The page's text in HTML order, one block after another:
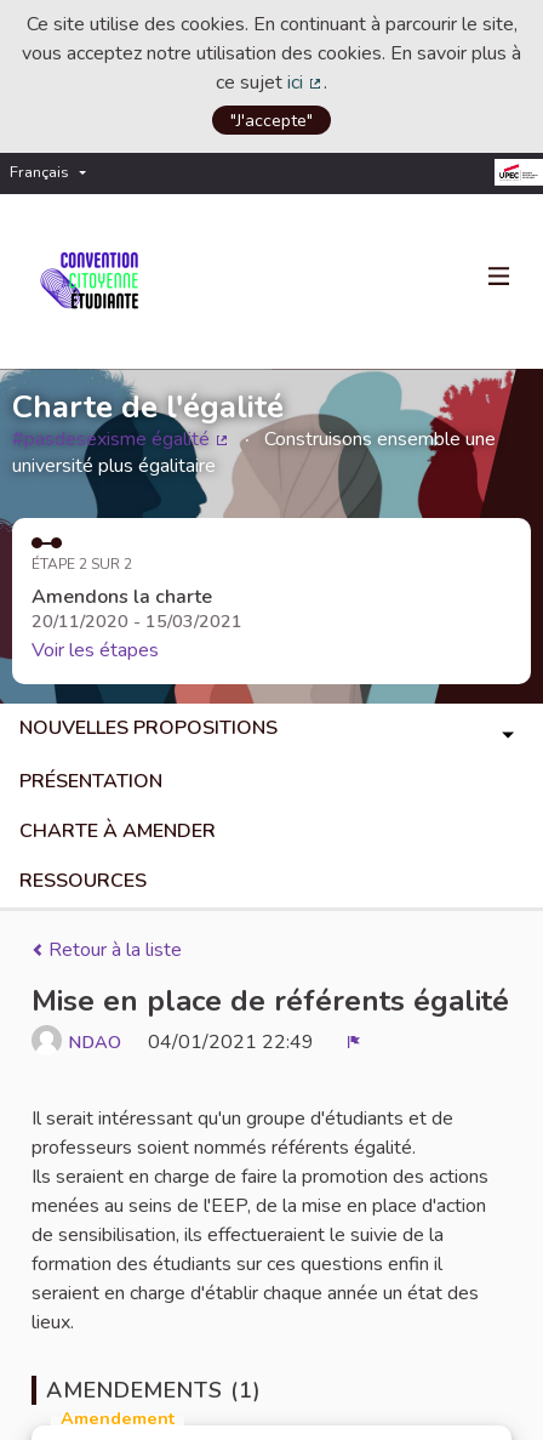
Ce site utilise des cookies. En continuant à parcourir le site,
vous acceptez notre utilisation des cookies. En savoir plus à
ce sujetici
(Lien externe)
.
"J'accepte"
Français Choisir la langue
Charte de l'égalité
#pasdesexisme égalité
(Lien externe)
Construisons ensemble une
université plus égalitaire
ÉTAPE 2 SUR 2
Amendons la charte
20/11/2020 - 15/03/2021
Voir les étapes
NOUVELLES PROPOSITIONS
PRÉSENTATION
CHARTE À AMENDER
RESSOURCES
Retour à la liste
Mise en place de référents égalité
NDAO 04/01/2021 22:49
Il serait intéressant qu'un groupe d'étudiants et de
professeurs soient nommés référents égalité.
Ils seraient en charge de faire la promotion des actions
menées au seins de l'EEP, de la mise en place d'action
de sensibilisation, ils effectueraient le suivie de la
formation des étudiants sur ces questions enfin il
seraient en charge d'établir chaque année un état des
lieux.
AMENDEMENTS (1)
Amendement